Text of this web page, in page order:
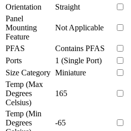
Orientation
Straight
Panel
Mounting
Feature
Not Applicable
PFAS
Contains PFAS
Ports
1 (Single Port)
Size Category Miniature
Temp (Max
Degrees
Celsius)
165
Temp (Min
Degrees
-65